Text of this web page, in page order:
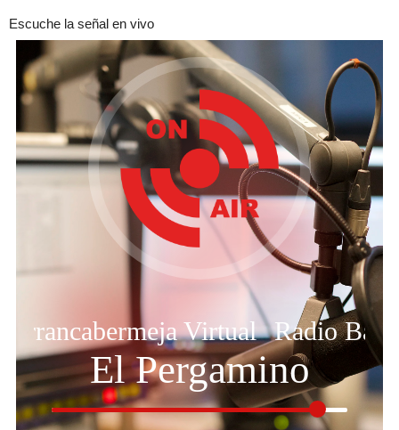
Escuche la señal en vivo